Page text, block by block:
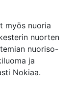
myös nuoria
nuorten
nuoriso-
ja
Nokiaa.